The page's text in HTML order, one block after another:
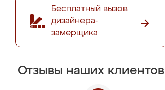
Бесплатный вызов
дизайнера-
замерщика
Отзывы наших клиентов